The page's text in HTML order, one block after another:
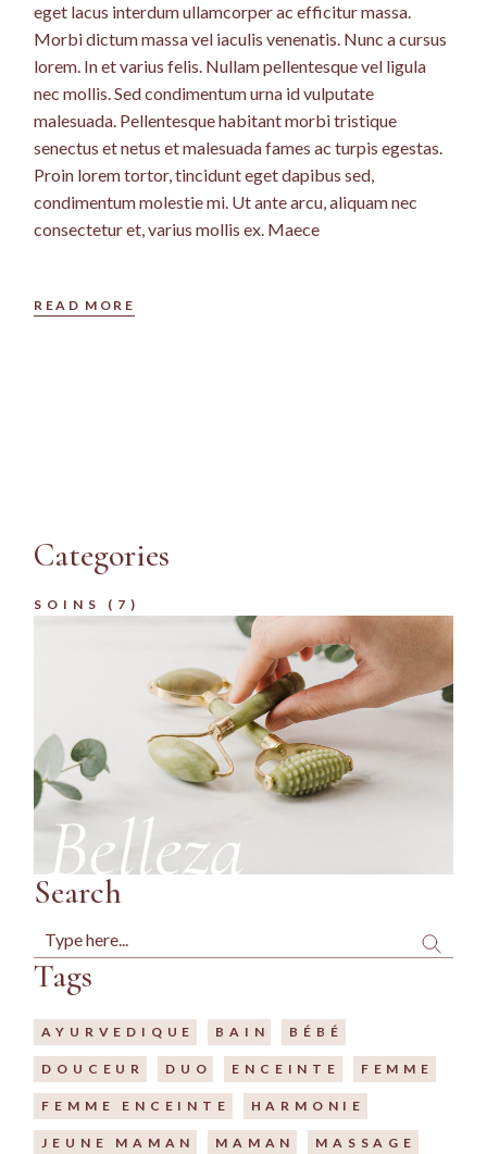
eget lacus interdum ullamcorper ac efficitur massa.
Morbi dictum massa vel iaculis venenatis. Nunc a cursus
lorem. In et varius felis. Nullam pellentesque vel ligula
nec mollis. Sed condimentum urna id vulputate
malesuada. Pellentesque habitant morbi tristique
senectus et netus et malesuada fames ac turpis egestas.
Proin lorem tortor, tincidunt eget dapibus sed,
condimentum molestie mi. Ut ante arcu, aliquam nec
consectetur et, varius mollis ex. Maece
READ MORE
Categories
SOINS (7)
Search
Search
Tags
AYURVEDIQUE BAIN BÉBÉ
DOUCEUR DUO ENCEINTE FEMME
FEMME ENCEINTE HARMONIE
JEUNE MAMAN MAMAN MASSAGE